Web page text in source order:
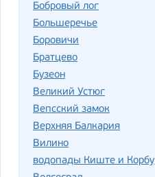
Бобровый лог
Большеречье
Боровичи
Братцево
Бузеон
Великий Устюг
Вепсский замок
Верхняя Балкария
Вилино
водопады Киште и Корбу